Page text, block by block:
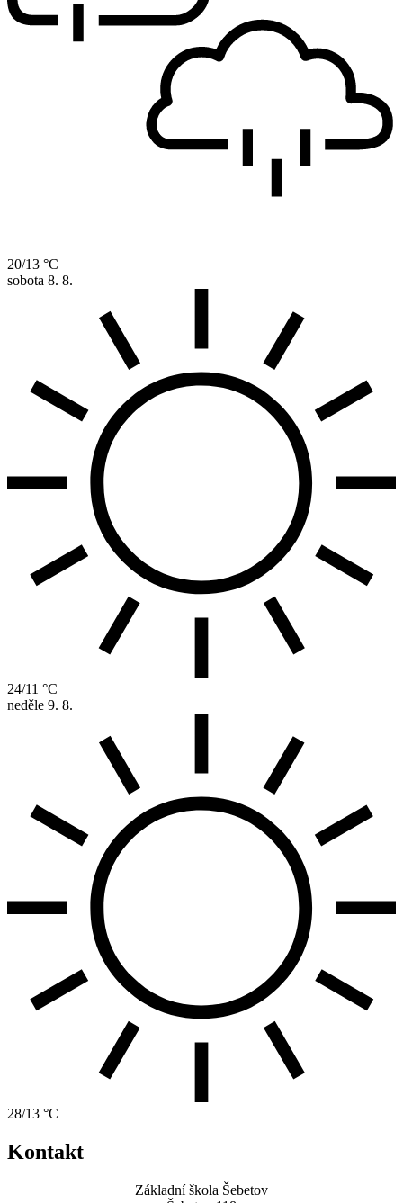
20/13 °C
sobota 8. 8.
24/11 °C
neděle 9. 8.
28/13 °C
Kontakt
Základní škola Šebetov